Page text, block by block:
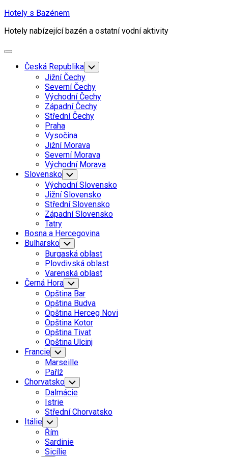
Skip
content
Hotely s Bazénem
Hotely nabízející bazén a ostatní vodní aktivity
Expand
Česká Republika Toggle
Child
Menu
Jižní Čechy
Severní Čechy
Východní Čechy
Západní Čechy
Střední Čechy
Praha
Vysočina
Jižní Morava
Severní Morava
Východní Morava
Slovensko Toggle
Child
Menu
Východní Slovensko
Jižní Slovensko
Střední Slovensko
Západní Slovensko
Tatry
Bosna a Hercegovina
Bulharsko Toggle
Child
Menu
Burgaská oblast
Plovdivská oblast
Varenská oblast
Černá Hora Toggle
Child
Menu
Opština Bar
Opština Budva
Opština Herceg Novi
Opština Kotor
Opština Tivat
Opština Ulcinj
Francie Toggle
Child
Menu
Marseille
Paříž
Chorvatsko Toggle
Child
Menu
Dalmácie
Istrie
Střední Chorvatsko
Itálie Toggle
Child
Menu
Řím
Sardinie
Sicílie